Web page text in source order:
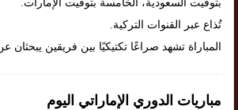
بتوقيت السعودية، الخامسة بتوقيت الإمارات.
تُذاع عبر القنوات التركية.
المباراة تشهد صراعًا تكتيكيًا بين فريقين يبحثان
مباريات الدوري الإماراتي اليوم